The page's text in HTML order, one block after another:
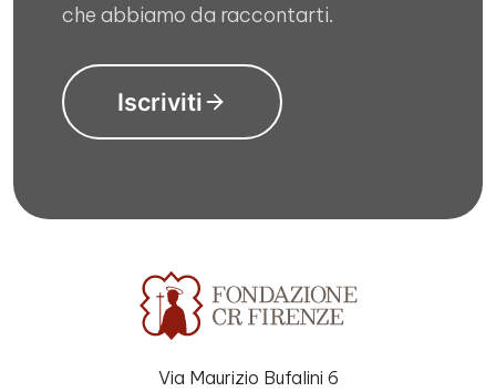
che abbiamo da raccontarti.
Iscriviti
Via Maurizio Bufalini 6